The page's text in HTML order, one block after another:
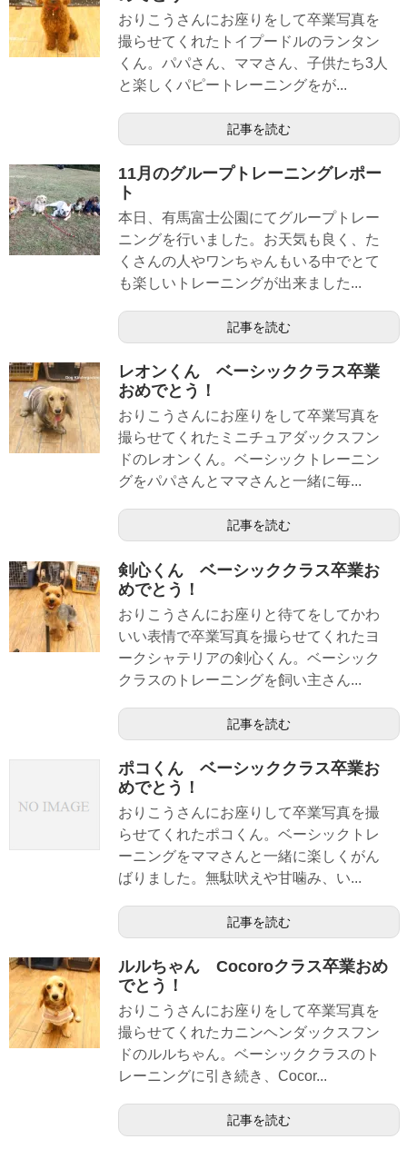
おりこうさんにお座りをして卒業写真を
撮らせてくれたトイプードルのランタン
くん。パパさん、ママさん、子供たち3人
と楽しくパピートレーニングをが...
記事を読む
11月のグループトレーニングレポー
ト
本日、有馬富士公園にてグループトレー
ニングを行いました。お天気も良く、た
くさんの人やワンちゃんもいる中でとて
も楽しいトレーニングが出来ました...
記事を読む
レオンくん ベーシッククラス卒業
おめでとう！
おりこうさんにお座りをして卒業写真を
撮らせてくれたミニチュアダックスフン
ドのレオンくん。ベーシックトレーニン
グをパパさんとママさんと一緒に毎...
記事を読む
剣心くん ベーシッククラス卒業お
めでとう！
おりこうさんにお座りと待てをしてかわ
いい表情で卒業写真を撮らせてくれたヨ
ークシャテリアの剣心くん。ベーシック
クラスのトレーニングを飼い主さん...
記事を読む
ポコくん ベーシッククラス卒業お
めでとう！
おりこうさんにお座りして卒業写真を撮
らせてくれたポコくん。ベーシックトレ
ーニングをママさんと一緒に楽しくがん
ばりました。無駄吠えや甘噛み、い...
記事を読む
ルルちゃん Cocoroクラス卒業おめ
でとう！
おりこうさんにお座りをして卒業写真を
撮らせてくれたカニンヘンダックスフン
ドのルルちゃん。ベーシッククラスのト
レーニングに引き続き、Cocor...
記事を読む